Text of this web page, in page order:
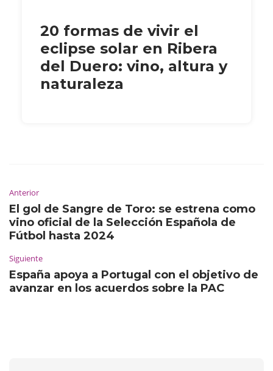
20 formas de vivir el
eclipse solar en Ribera
del Duero: vino, altura y
naturaleza
Anterior
El gol de Sangre de Toro: se estrena como
vino oficial de la Selección Española de
Fútbol hasta 2024
Siguiente
España apoya a Portugal con el objetivo de
avanzar en los acuerdos sobre la PAC